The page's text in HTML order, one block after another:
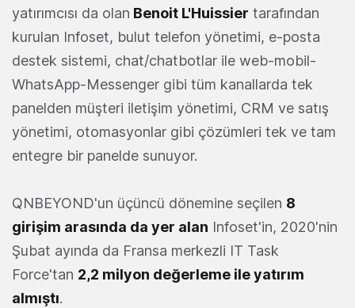
yatırımcısı da olan Benoit L'Huissier tarafından
kurulan Infoset, bulut telefon yönetimi, e-posta
destek sistemi, chat/chatbotlar ile web-mobil-
WhatsApp-Messenger gibi tüm kanallarda tek
panelden müşteri iletişim yönetimi, CRM ve satış
yönetimi, otomasyonlar gibi çözümleri tek ve tam
entegre bir panelde sunuyor.
QNBEYOND'un üçüncü dönemine seçilen 8
girişim arasında da yer alan Infoset'in, 2020'nin
Şubat ayında da Fransa merkezli IT Task
Force'tan 2,2 milyon değerleme ile yatırım
almıştı.